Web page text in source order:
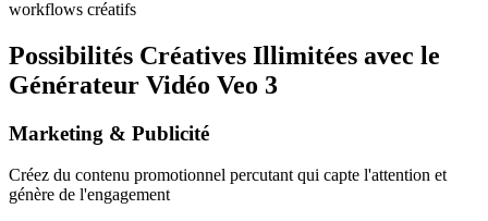
workflows créatifs
Possibilités Créatives Illimitées avec le
Générateur Vidéo Veo 3
Marketing & Publicité
Créez du contenu promotionnel percutant qui capte l'attention et
génère de l'engagement